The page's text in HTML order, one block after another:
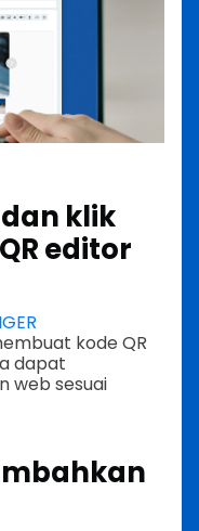
dan klik
editor
kode QR
dapat
web sesuai